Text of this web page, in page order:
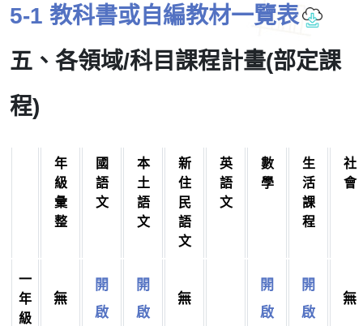
5-1 教科書或自編教材一覽表
五、各領域/科目課程計畫(部定課
程)
年
級
彙
整
國
語
文
本
土
語
文
新
住
民
語
文
英
語
文
數
學
生
活
課
程
社
會
一
年
級
無
開
啟
開
啟
無
開
啟
開
啟
無